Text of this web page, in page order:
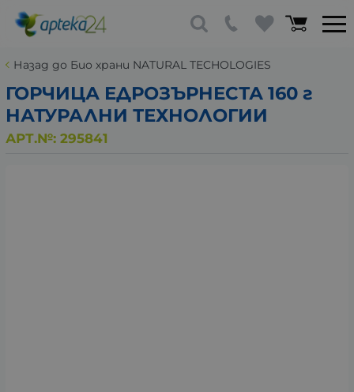
Назад до Био храни NATURAL TECHOLOGIES
ГОРЧИЦА ЕДРОЗЪРНЕСТА 160 г
НАТУРАЛНИ ТЕХНОЛОГИИ
АРТ.№: 295841